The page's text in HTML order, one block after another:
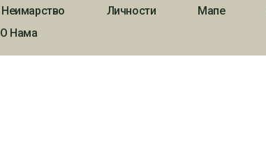
Неимарство Личности Мапе
О Нама